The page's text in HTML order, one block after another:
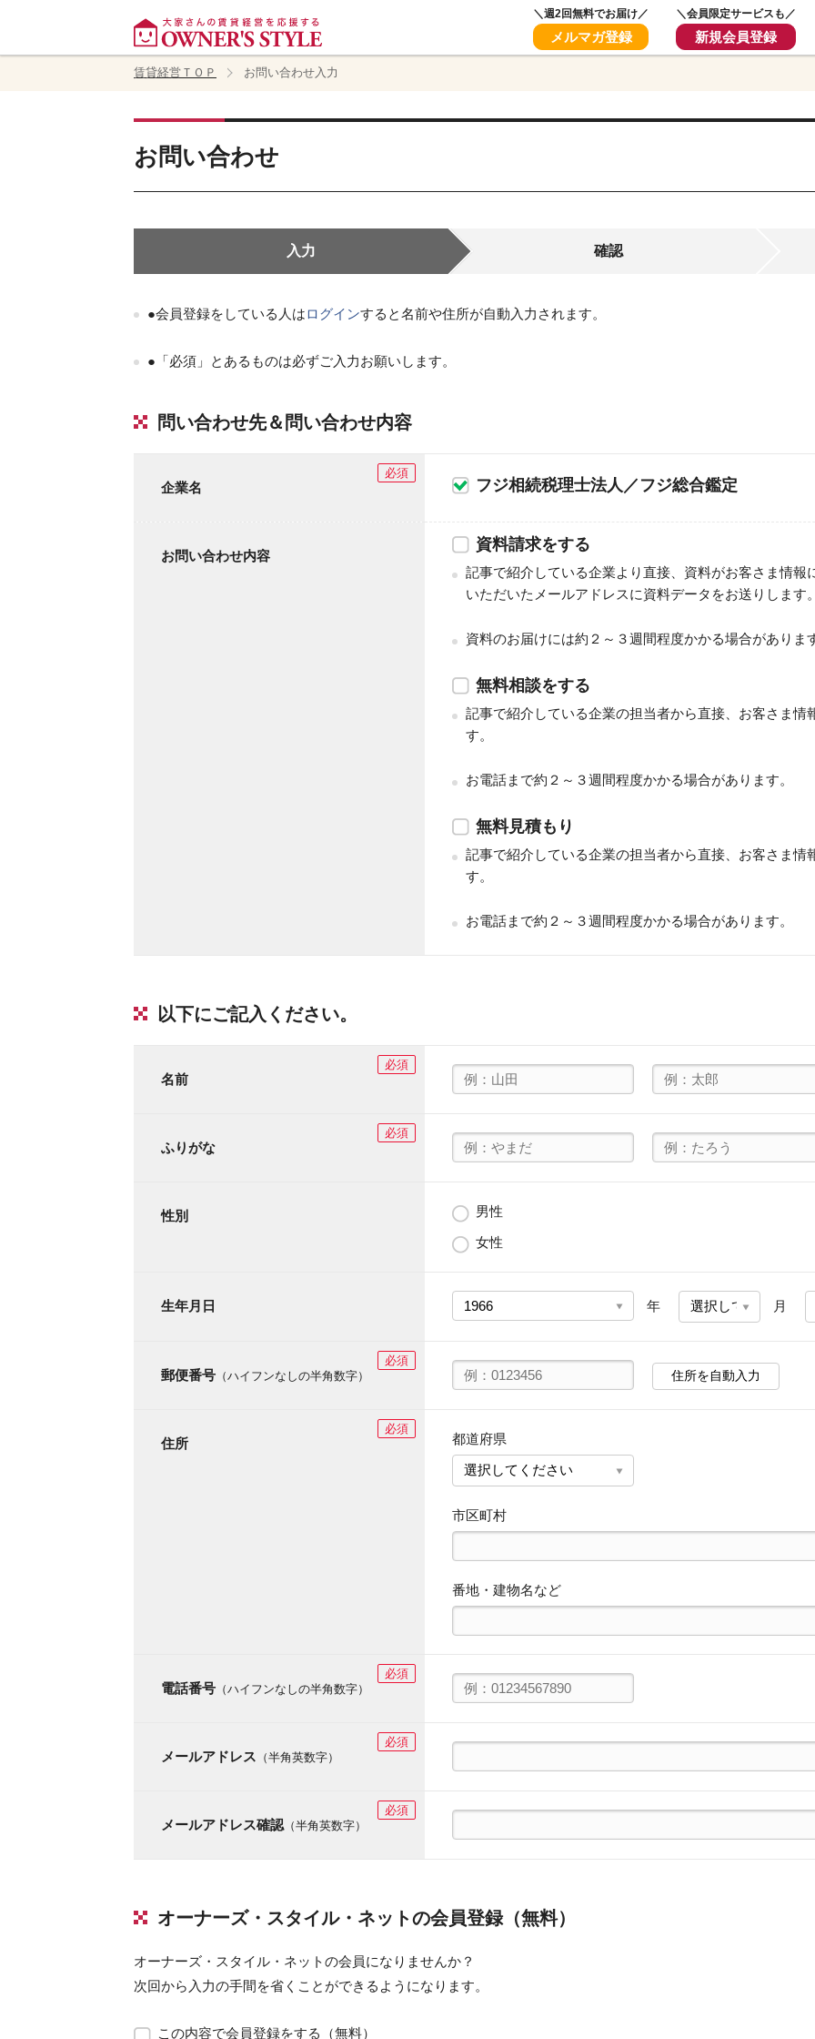
＼週2回無料でお届け／
メルマガ登録
＼会員限定サービスも／
新規会員登録
賃貸経営ＴＯＰ お問い合わせ入力
お問い合わせ
入力 確認
●会員登録をしている人はログインすると名前や住所が自動入力されます。
●「必須」とあるものは必ずご入力お願いします。
問い合わせ先＆問い合わせ内容
企業名
必須
フジ相続税理士法人／フジ総合鑑定
お問い合わせ内容
資料請求をする
記事で紹介している企業より直接、資料がお客さま情
いただいたメールアドレスに資料データをお送りします
資料のお届けには約２～３週間程度かかる場合がありま
無料相談をする
記事で紹介している企業の担当者から直接、お客さま
す。
お電話まで約２～３週間程度かかる場合があります。
無料見積もり
記事で紹介している企業の担当者から直接、お客さま
す。
お電話まで約２～３週間程度かかる場合があります。
以下にご記入ください。
名前
必須
ふりがな
必須
性別
男性
女性
生年月日 年 月
郵便番号 （ハイフンなしの半角数字）
必須
住所を自動入力
住所
必須
都道府県
市区町村
番地・建物名など
電話番号 （ハイフンなしの半角数字）
必須
メールアドレス （半角英数字）
必須
メールアドレス確認（半角英数字）
必須
オーナーズ・スタイル・ネットの会員登録（無料）
オーナーズ・スタイル・ネットの会員になりませんか？
次回から入力の手間を省くことができるようになります。
この内容で会員登録をする（無料）